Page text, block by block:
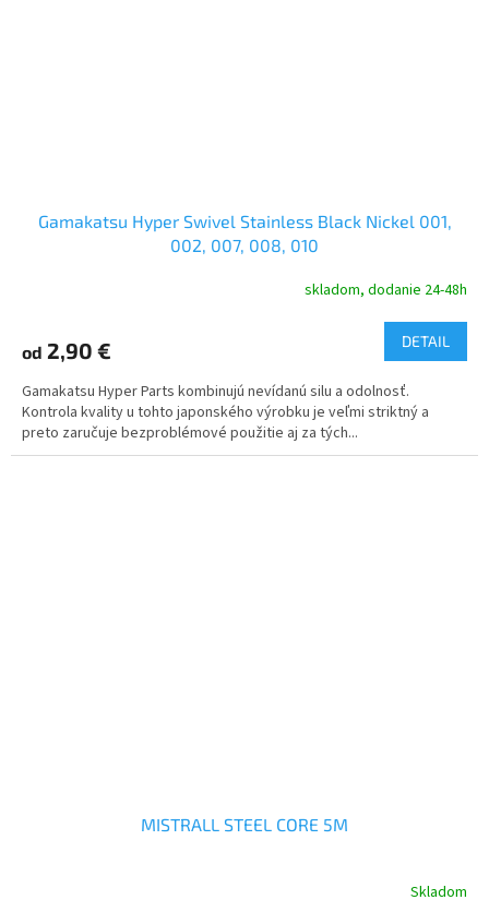
Gamakatsu Hyper Swivel Stainless Black Nickel 001,
002, 007, 008, 010
skladom, dodanie 24-48h
od 2,90 € DETAIL
Gamakatsu Hyper Parts kombinujú nevídanú silu a odolnosť.
Kontrola kvality u tohto japonského výrobku je veľmi striktný a
preto zaručuje bezproblémové použitie aj za tých...
MISTRALL STEEL CORE 5M
Skladom